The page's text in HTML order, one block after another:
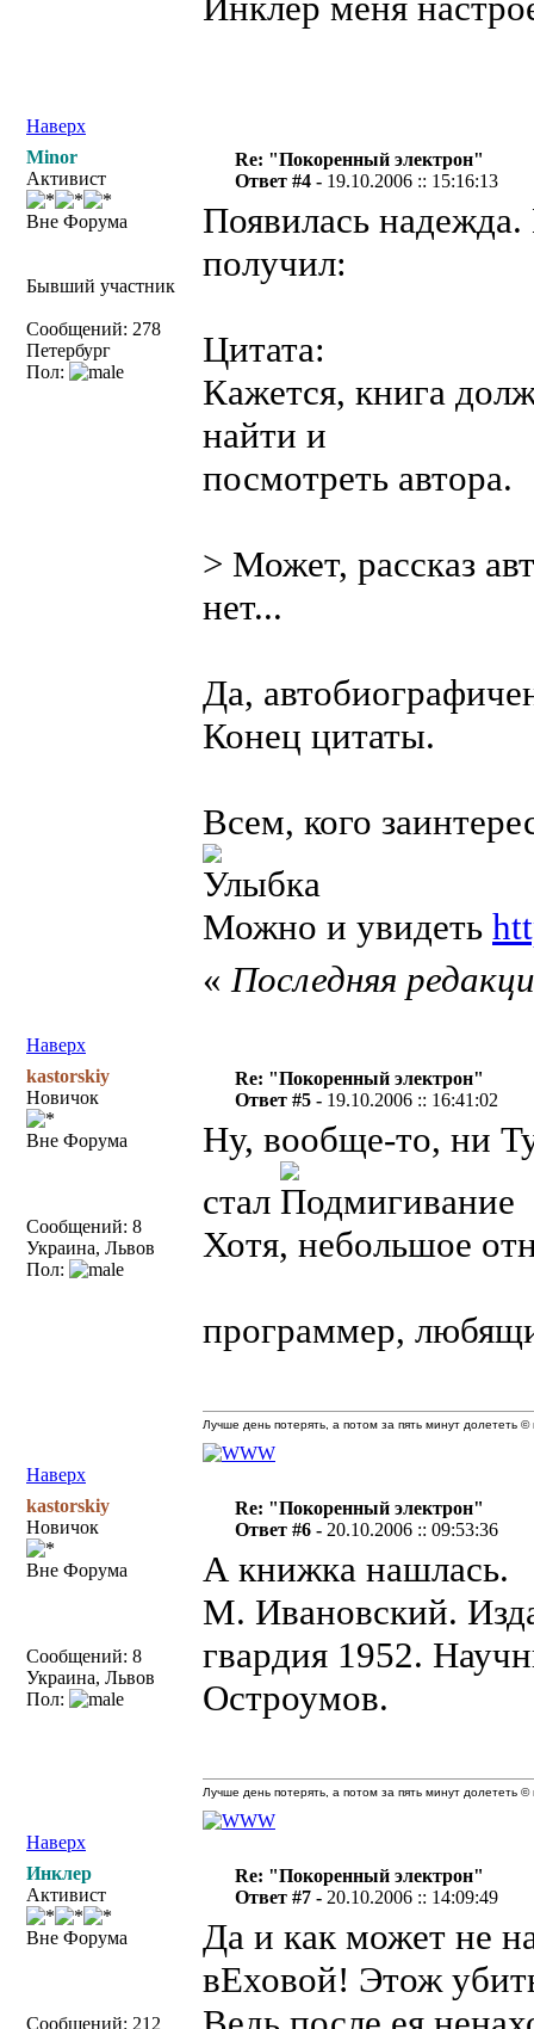
Наверх
Minor
Активист
Вне Форума
Бывший участник
Сообщений: 278
Петербург
Пол:
Re: "Покоренный электрон"
Ответ #4 - 19.10.2006 :: 15:16:13
Появилась надежда.
получил:
Цитата:
Кажется, книга
найти и
посмотреть автора.
> Может, рассказ
нет...
Да,
Конец цитаты.
Всем, кого
Можно и увидеть
Наверх
«Последняя
kastorskiy
Новичок
Вне Форума
Сообщений: 8
Украина, Львов
Пол:
Re: "Покоренный электрон"
Ответ #5 - 19.10.2006 :: 16:41:02
Ну, вообще-то, ни
стал
Хотя, небольшое
программер,
Наверх
Лучше день потерять, а потом за пять минут долететь
kastorskiy
Новичок
Вне Форума
Сообщений: 8
Украина, Львов
Пол:
Re: "Покоренный электрон"
Ответ #6 - 20.10.2006 :: 09:53:36
А книжка нашлась.
М. Ивановский.
гвардия 1952.
Остроумов.
Наверх
Лучше день потерять, а потом за пять минут долететь
Инклер
Активист
Вне Форума
Сообщений: 212
Re: "Покоренный электрон"
Ответ #7 - 20.10.2006 :: 14:09:49
Да и как может не
вЕховой! Этож